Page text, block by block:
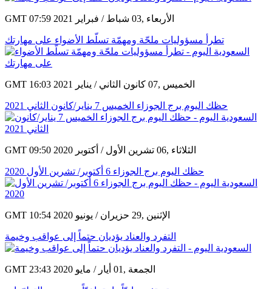
GMT 07:59 2021 الأربعاء ,03 شباط / فبراير
تطرأ مسؤوليات ملحّة ومهمّة تسلّط الأضواء على مهارتك
GMT 16:03 2021 الخميس ,07 كانون الثاني / يناير
حظك اليوم برج الجوزاء الخميس 7 يناير/كانون الثاني 2021
GMT 09:50 2020 الثلاثاء ,06 تشرين الأول / أكتوبر
حظك اليوم برج الجوزاء 6 أكتوبر/ تشرين الأول 2020
GMT 10:54 2020 الإثنين ,29 حزيران / يونيو
التفرد والعناد يؤديان حتماً إلى عواقب وخيمة
GMT 23:43 2020 الجمعة ,01 أيار / مايو